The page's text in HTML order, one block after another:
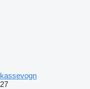
kassevogn
27